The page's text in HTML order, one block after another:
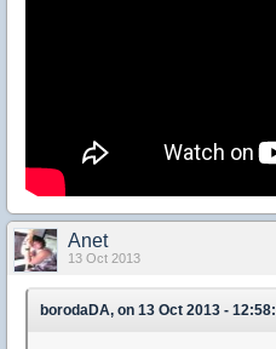
Anet
13 Oct 2013
borodaDA, on 13 Oct 2013 - 12:58: